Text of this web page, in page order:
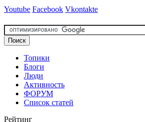
Youtube Facebook Vkontakte
Топики
Блоги
Люди
Активность
ФОРУМ
Список статей
Рейтинг